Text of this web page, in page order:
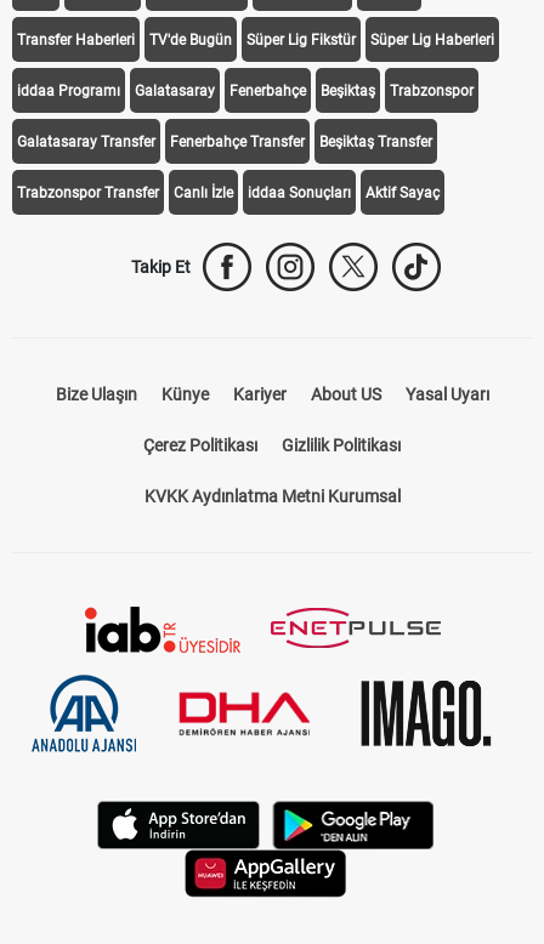
iddaa Programı Galatasaray Fenerbahçe Beşiktaş Trabzonspor
Galatasaray Transfer Fenerbahçe Transfer Beşiktaş Transfer
Trabzonspor Transfer Canlı İzle iddaa Sonuçları Aktif Sayaç
Takip Et